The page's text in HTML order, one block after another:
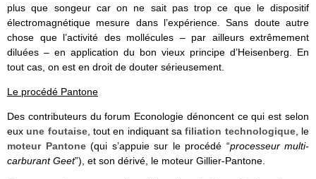
plus que songeur car on ne sait pas trop ce que le dispositif
électromagnétique mesure dans l’expérience. Sans doute autre
chose que l’activité des mollécules – par ailleurs extrêmement
diluées – en application du bon vieux principe d’Heisenberg. En
tout cas, on est en droit de douter sérieusement.
Le procédé Pantone
Des contributeurs du forum Econologie dénoncent ce qui est selon
eux une foutaise, tout en indiquant safiliation technologique, le
moteur Pantone(qui s’appuie sur le procédé “processeur multi-
carburant Geet”), et son dérivé, le moteur Gillier-Pantone.